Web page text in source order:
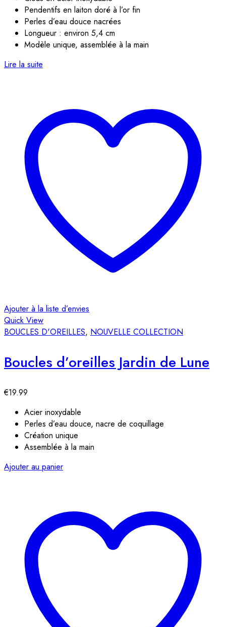
Pendentifs en laiton doré à l’or fin
Perles d’eau douce nacrées
Longueur : environ 5,4 cm
Modèle unique, assemblée à la main
Lire la suite
Ajouter à la liste d’envies
Quick View
BOUCLES D'OREILLES, NOUVELLE COLLECTION
Boucles d’oreilles Jardin de Lune
€19.99
Acier inoxydable
Perles d’eau douce, nacre de coquillage
Création unique
Assemblée à la main
Ajouter au panier